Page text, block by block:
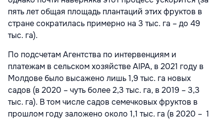
пять лет общая площадь плантаций этих фруктов в
стране сократилась примерно на 3 тыс. га – до 49
тыс. га).
По подсчетам Агентства по интервенциям и
платежам в сельском хозяйстве AIPA, в 2021 году в
Молдове было высажено лишь 1,9 тыс. га новых
садов (в 2020 – чуть более 2,3 тыс. га, в 2019 – 3,3
тыс. га). В том числе садов семечковых фруктов в
прошлом году заложено около 1,1 тыс. га (в 2020 – 1